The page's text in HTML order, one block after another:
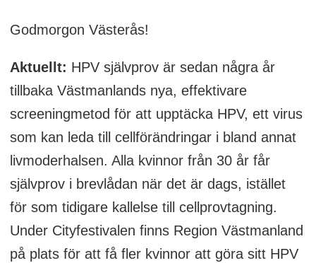
Godmorgon Västerås!
Aktuellt: HPV självprov är sedan några år
tillbaka Västmanlands nya, effektivare
screeningmetod för att upptäcka HPV, ett virus
som kan leda till cellförändringar i bland annat
livmoderhalsen. Alla kvinnor från 30 år får
självprov i brevlådan när det är dags, istället
för som tidigare kallelse till cellprovtagning.
Under Cityfestivalen finns Region Västmanland
på plats för att få fler kvinnor att göra sitt HPV